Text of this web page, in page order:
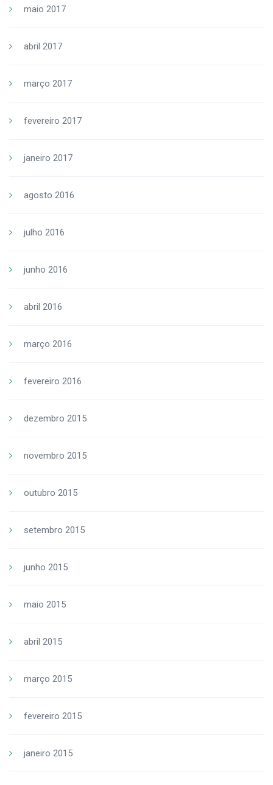
maio 2017
abril 2017
março 2017
fevereiro 2017
janeiro 2017
agosto 2016
julho 2016
junho 2016
abril 2016
março 2016
fevereiro 2016
dezembro 2015
novembro 2015
outubro 2015
setembro 2015
junho 2015
maio 2015
abril 2015
março 2015
fevereiro 2015
janeiro 2015